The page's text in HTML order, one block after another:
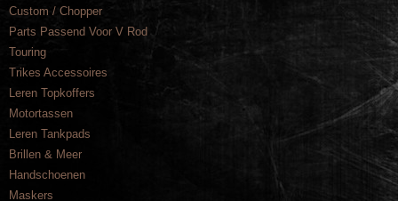
Custom / Chopper
Parts Passend Voor V Rod
Touring
Trikes Accessoires
Leren Topkoffers
Motortassen
Leren Tankpads
Brillen & Meer
Handschoenen
Maskers